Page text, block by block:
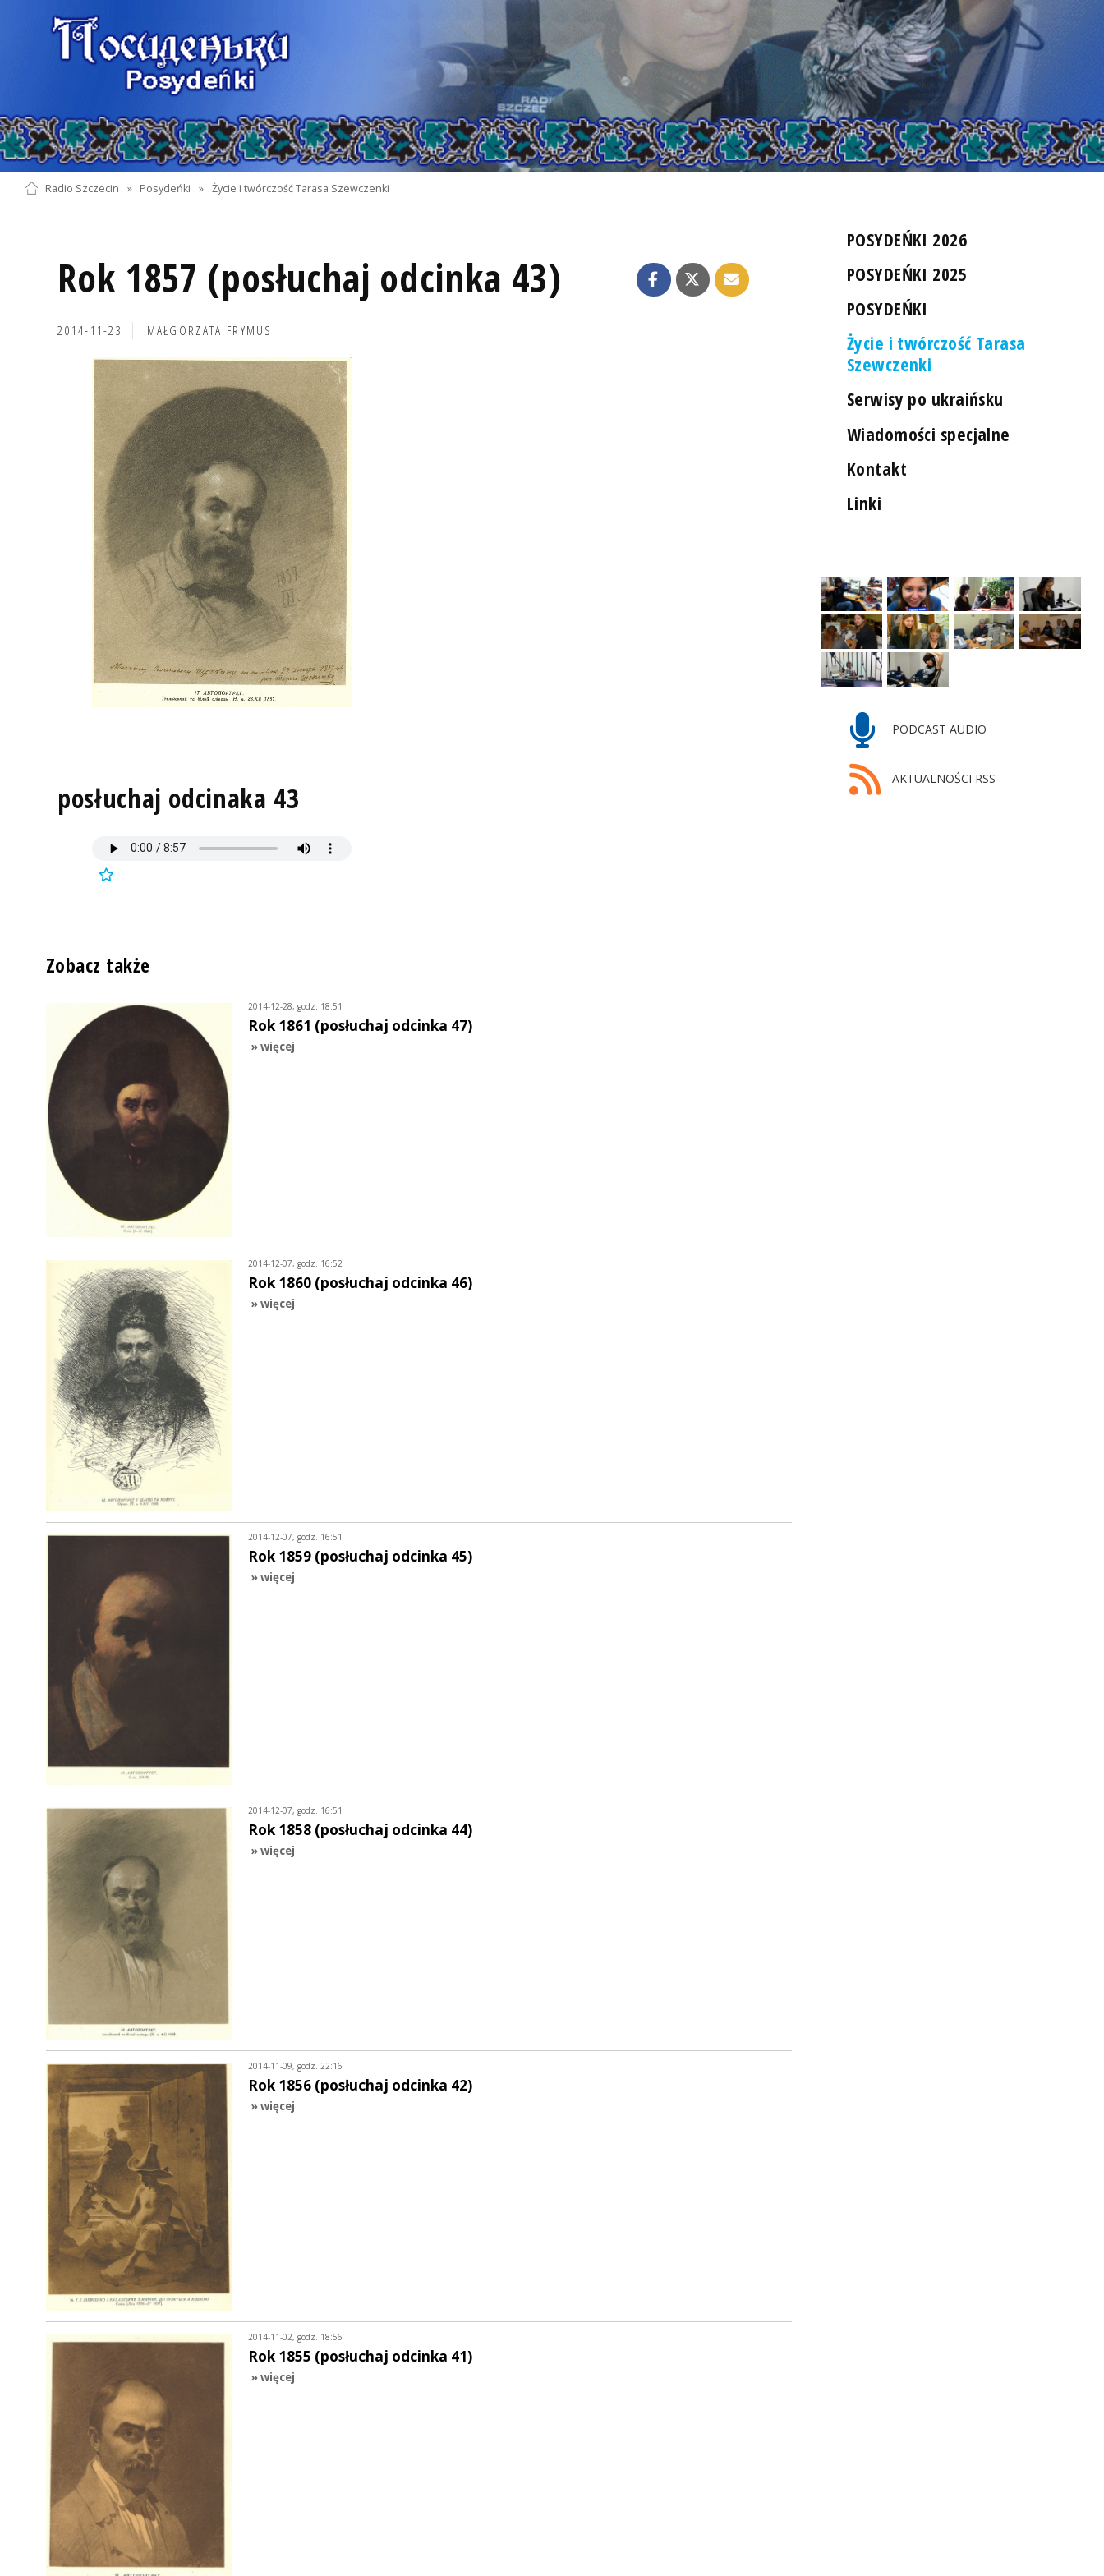
Radio Szczecin » Posydeńki » Życie i twórczość Tarasa Szewczenki
Rok 1857 (posłuchaj odcinka 43)
2014-11-23 MAŁGORZATA FRYMUS
posłuchaj odcinaka 43
POSYDEŃKI 2026
POSYDEŃKI 2025
POSYDEŃKI
Życie i twórczość Tarasa
Szewczenki
Serwisy po ukraińsku
Wiadomości specjalne
Kontakt
Linki
PODCAST AUDIO
AKTUALNOŚCI RSS
Zobacz także
2014-12-28, godz. 18:51
Rok 1861 (posłuchaj odcinka 47)
» więcej
2014-12-07, godz. 16:52
Rok 1860 (posłuchaj odcinka 46)
» więcej
2014-12-07, godz. 16:51
Rok 1859 (posłuchaj odcinka 45)
» więcej
2014-12-07, godz. 16:51
Rok 1858 (posłuchaj odcinka 44)
» więcej
2014-11-09, godz. 22:16
Rok 1856 (posłuchaj odcinka 42)
» więcej
2014-11-02, godz. 18:56
Rok 1855 (posłuchaj odcinka 41)
» więcej